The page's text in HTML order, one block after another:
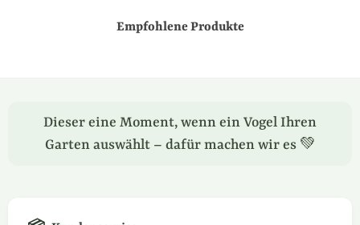
Empfohlene Produkte
Dieser eine Moment, wenn ein Vogel Ihren
Garten auswählt – dafür machen wir es 💚